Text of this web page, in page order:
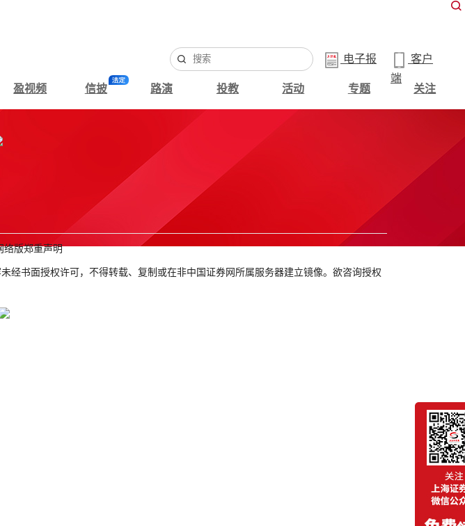
客户
端
电子报
盈视频 信披 路演 投教 活动 专题 关注
络版郑重声明
经书面授权许可，不得转载、复制或在非中国证券网所属服务器建立镜像。欲咨询授权